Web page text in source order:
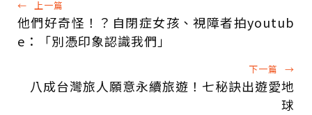
← 上一篇
他們好奇怪！？自閉症女孩、視障者拍youtub
e：「別憑印象認識我們」
下一篇 →
八成台灣旅人願意永續旅遊！七秘訣出遊愛地
球